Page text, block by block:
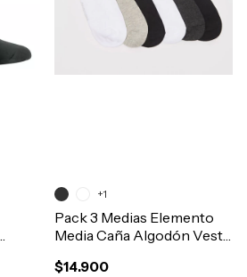
Pack 3 Medias Elemento
Media Caña Algodón Vestir
$14.900
+1